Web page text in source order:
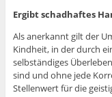
Ergibt schadhaftes
Als anerkannt gilt der
Kindheit, in der durch
selbständiges
sind und ohne jede
Stellenwert für die